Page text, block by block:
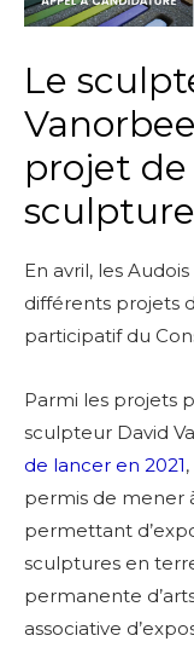
Le
projet
En avril, les
différents projets
participatif du
Parmi les projets
sculpteur David
de lancer en 2021
permis de mener
permettant
sculptures en
permanente
associative